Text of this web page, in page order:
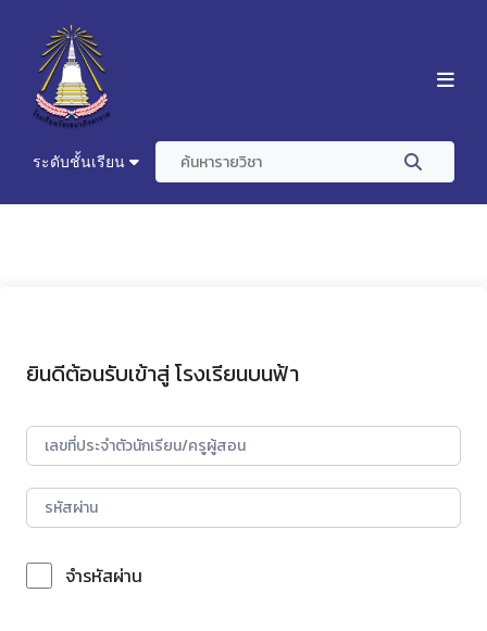
ระดับชั้นเรียน
ยินดีต้อนรับเข้าสู่ โรงเรียนบนฟ้า
จำรหัสผ่าน